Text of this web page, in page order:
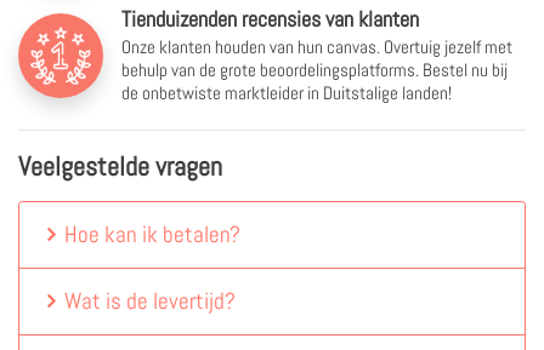
Tienduizenden recensies van klanten
Onze klanten houden van hun canvas. Overtuig jezelf met
behulp van de grote beoordelingsplatforms. Bestel nu bij
de onbetwiste marktleider in Duitstalige landen!
Veelgestelde vragen
Hoe kan ik betalen?
Wat is de levertijd?